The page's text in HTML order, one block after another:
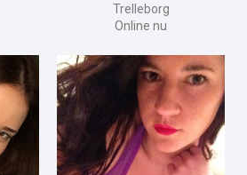
Trelleborg
Online nu